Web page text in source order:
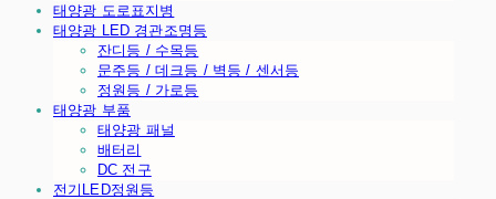
태양광 도로표지병
태양광 LED 경관조명등
잔디등 / 수목등
문주등 / 데크등 / 벽등 / 센서등
정원등 / 가로등
태양광 부품
태양광 패널
배터리
DC 전구
전기LED정원등